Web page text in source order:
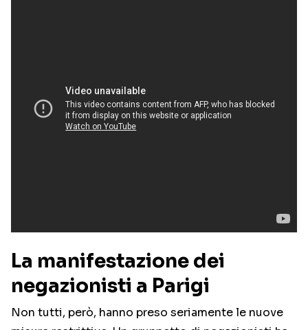
La manifestazione dei
negazionisti a Parigi
Non tutti, però, hanno preso seriamente le nuove